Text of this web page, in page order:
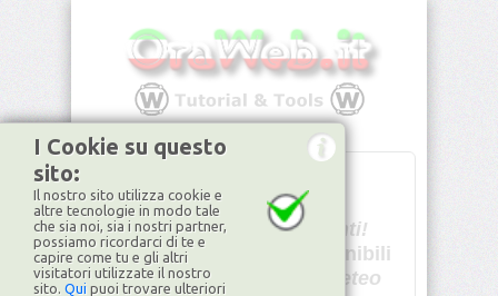
U - -
Spiacenti!
non disponibili
Dati meteo
I Cookie su questo
sito:
Il nostro sito utilizza cookie e
altre tecnologie in modo tale
che sia noi, sia i nostri partner,
possiamo ricordarci di te e
capire come tu e gli altri
visitatori utilizzate il nostro
sito. Qui puoi trovare ulteriori